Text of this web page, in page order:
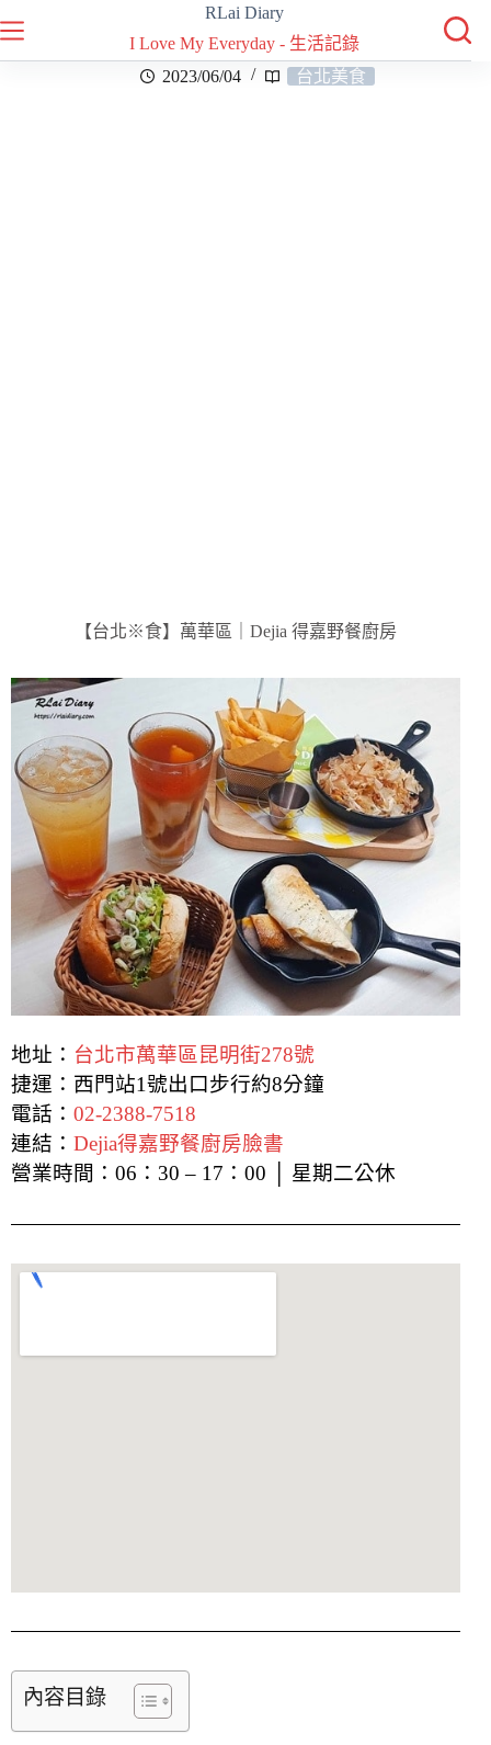
RLai Diary
I Love My Everyday - 生活記錄
2023/06/04
台北美食
【台北※食】萬華區｜Dejia 得嘉野餐廚房
地址： 台北市萬華區昆明街278號
捷運：西門站1號出口步行約8分鐘
電話： 02-2388-7518
連結： Dejia得嘉野餐廚房臉書
營業時間：06：30 – 17：00 │ 星期二公休
內容目錄